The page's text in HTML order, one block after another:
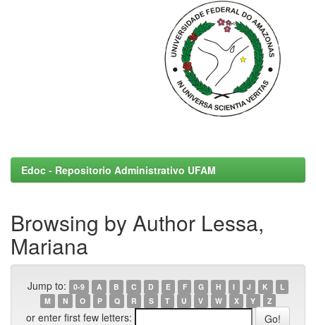
Edoc - Repositorio Administrativo UFAM
Browsing by Author Lessa,
Mariana
Jump to: 0-9 A B C D E F G H I J K
L
M
N O P Q R S T U V W X Y Z
or enter first few letters: